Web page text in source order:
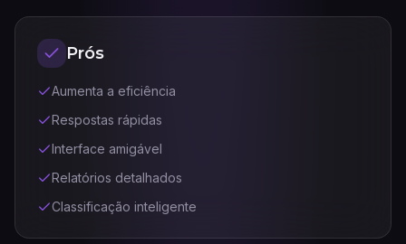
Prós
Aumenta a eficiência
Respostas rápidas
Interface amigável
Relatórios detalhados
Classificação inteligente